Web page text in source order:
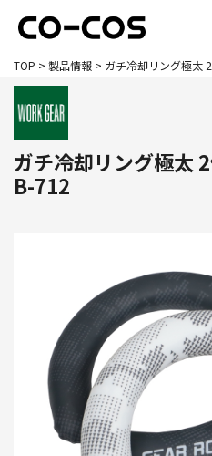
TOP > 製品情報 > ガチ冷却リング極太
ガチ冷却リング極太
B-712